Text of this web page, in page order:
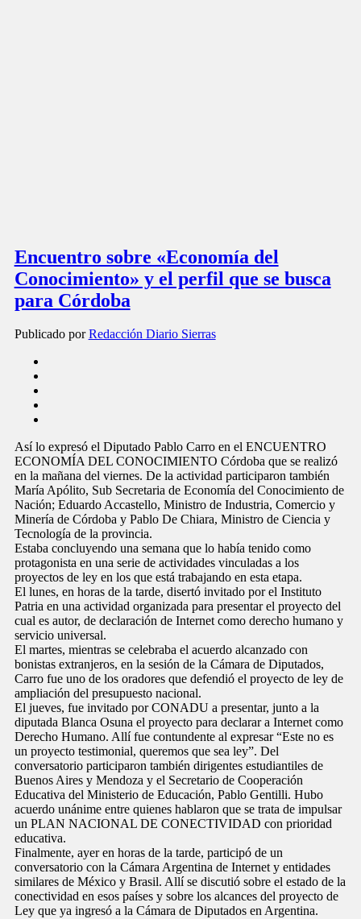
Encuentro sobre «Economía del
Conocimiento» y el perfil que se busca
para Córdoba
Publicado porRedacción Diario Sierras
Así lo expresó el Diputado Pablo Carro en el ENCUENTRO
ECONOMÍA DEL CONOCIMIENTO Córdoba que se realizó
en la mañana del viernes. De la actividad participaron también
María Apólito, Sub Secretaria de Economía del Conocimiento de
Nación; Eduardo Accastello, Ministro de Industria, Comercio y
Minería de Córdoba y Pablo De Chiara, Ministro de Ciencia y
Tecnología de la provincia.
Estaba concluyendo una semana que lo había tenido como
protagonista en una serie de actividades vinculadas a los
proyectos de ley en los que está trabajando en esta etapa.
El lunes, en horas de la tarde, disertó invitado por el Instituto
Patria en una actividad organizada para presentar el proyecto del
cual es autor, de declaración de Internet como derecho humano y
servicio universal.
El martes, mientras se celebraba el acuerdo alcanzado con
bonistas extranjeros, en la sesión de la Cámara de Diputados,
Carro fue uno de los oradores que defendió el proyecto de ley de
ampliación del presupuesto nacional.
El jueves, fue invitado por CONADU a presentar, junto a la
diputada Blanca Osuna el proyecto para declarar a Internet como
Derecho Humano. Allí fue contundente al expresar “Este no es
un proyecto testimonial, queremos que sea ley”. Del
conversatorio participaron también dirigentes estudiantiles de
Buenos Aires y Mendoza y el Secretario de Cooperación
Educativa del Ministerio de Educación, Pablo Gentilli. Hubo
acuerdo unánime entre quienes hablaron que se trata de impulsar
un PLAN NACIONAL DE CONECTIVIDAD con prioridad
educativa.
Finalmente, ayer en horas de la tarde, participó de un
conversatorio con la Cámara Argentina de Internet y entidades
similares de México y Brasil. Allí se discutió sobre el estado de la
conectividad en esos países y sobre los alcances del proyecto de
Ley que ya ingresó a la Cámara de Diputados en Argentina.